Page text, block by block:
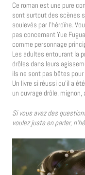
Ce roman est une pure
sont surtout des scènes
soulevés par l’héroïne.
pas concernant Yue
comme personnage
Les adultes entourant la
drôles dans leurs
ils ne sont pas bêtes
Un livre si réussi qu’il a
un ouvrage drôle,
Si vous avez des
voulez juste en parler,